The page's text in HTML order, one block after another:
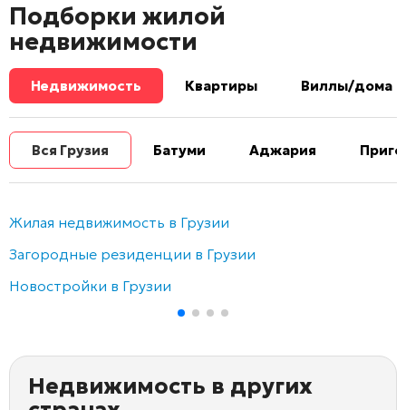
Подборки жилой
недвижимости
Недвижимость Квартиры Виллы/дома
Вся Грузия Батуми Аджария
Жилая недвижимость в Грузии
Загородные резиденции в Грузии
Новостройки в Грузии
Недвижимость в других